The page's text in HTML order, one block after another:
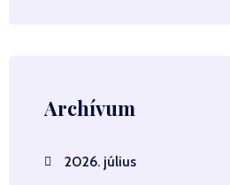
Archívum
2026. július